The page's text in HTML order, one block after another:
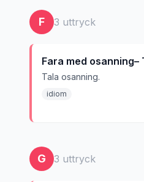
F 3 uttryck
Fara med osanning–
Tala osanning.
idiom
G 3 uttryck